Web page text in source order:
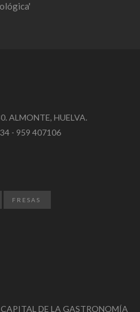
ALMONTE, HUELVA.
- 959 407106
FRESAS
DE LA GASTRONOMÍA